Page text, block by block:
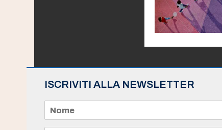
ISCRIVITI ALLA NEWSLETTER
m